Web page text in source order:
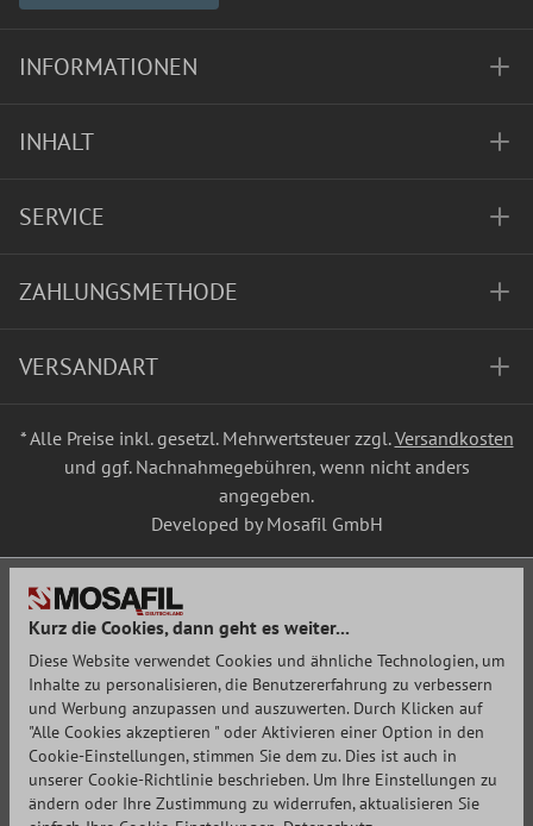
INFORMATIONEN
INHALT
SERVICE
ZAHLUNGSMETHODE
VERSANDART
* Alle Preise inkl. gesetzl. Mehrwertsteuer zzgl.Versandkosten
und ggf. Nachnahmegebühren, wenn nicht anders
angegeben.
Developed by Mosafil GmbH
Kurz die Cookies, dann geht es weiter...
Diese Website verwendet Cookies und ähnliche Technologien, um
Inhalte zu personalisieren, die Benutzererfahrung zu verbessern
und Werbung anzupassen und auszuwerten. Durch Klicken auf
"Alle Cookies akzeptieren " oder Aktivieren einer Option in den
Cookie-Einstellungen, stimmen Sie dem zu. Dies ist auch in
unserer Cookie-Richtlinie beschrieben. Um Ihre Einstellungen zu
ändern oder Ihre Zustimmung zu widerrufen, aktualisieren Sie